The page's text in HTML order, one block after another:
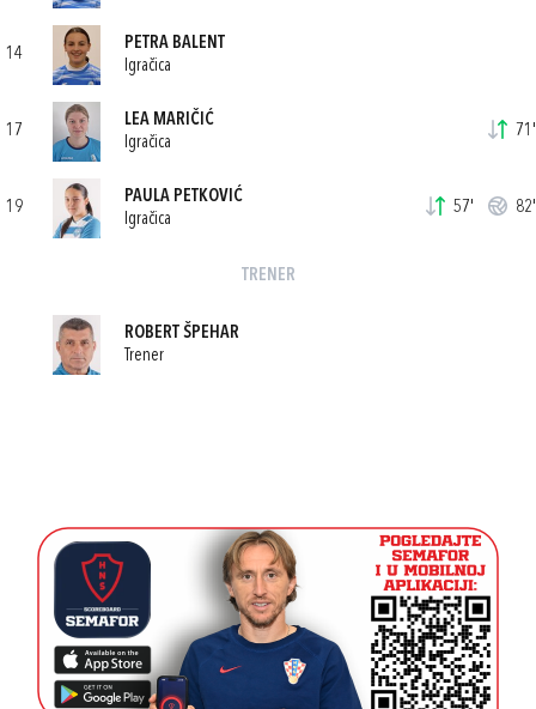
14
PETRA BALENT
Igračica
17
LEA MARIČIĆ
Igračica
71'
19
PAULA PETKOVIĆ
Igračica
57' 82'
TRENER
ROBERT ŠPEHAR
Trener